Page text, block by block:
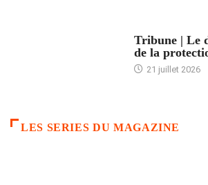
Tribune | Le
de la
21 juillet 2026
LES SERIES DU MAGAZINE